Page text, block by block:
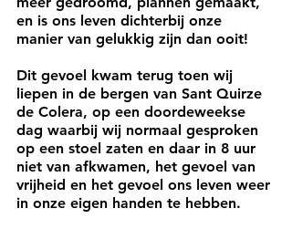
en is ons leven dichterbij onze
manier van gelukkig zijn dan ooit!
Dit gevoel kwam terug toen wij
liepen in de bergen van Sant Quirze
de Colera, op een doordeweekse
dag waarbij wij normaal gesproken
op een stoel zaten en daar in 8 uur
niet van afkwamen, het gevoel van
vrijheid en het gevoel ons leven weer
in onze eigen handen te hebben.